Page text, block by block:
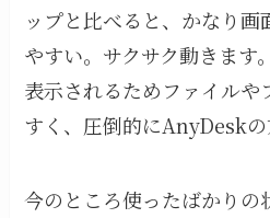
ップと比べると、かなり画
やすい。サクサク動きます
表示されるためファイルや
すく、圧倒的にAnyDeskの
今のところ使ったばかりの